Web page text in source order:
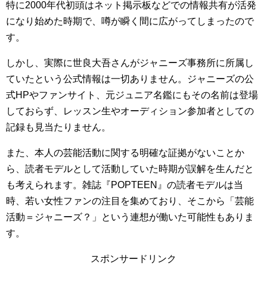
特に2000年代初頭はネット掲示板などでの情報共有が活発
になり始めた時期で、噂が瞬く間に広がってしまったので
す。
しかし、実際に世良大吾さんがジャニーズ事務所に所属し
ていたという公式情報は一切ありません。ジャニーズの公
式HPやファンサイト、元ジュニア名鑑にもその名前は登場
しておらず、レッスン生やオーディション参加者としての
記録も見当たりません。
また、本人の芸能活動に関する明確な証拠がないことか
ら、読者モデルとして活動していた時期が誤解を生んだと
も考えられます。雑誌『POPTEEN』の読者モデルは当
時、若い女性ファンの注目を集めており、そこから「芸能
活動＝ジャニーズ？」という連想が働いた可能性もありま
す。
スポンサードリンク